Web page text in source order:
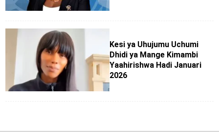
Kesi ya Uhujumu Uchumi
Dhidi ya Mange Kimambi
Yaahirishwa Hadi Januari
2026